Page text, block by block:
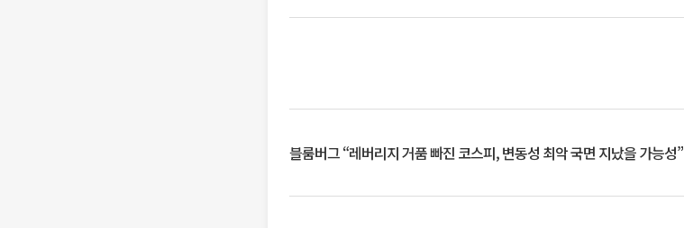
블룸버그 “레버리지 거품 빠진 코스피, 변동성 최악 국면 지났을 가능성”